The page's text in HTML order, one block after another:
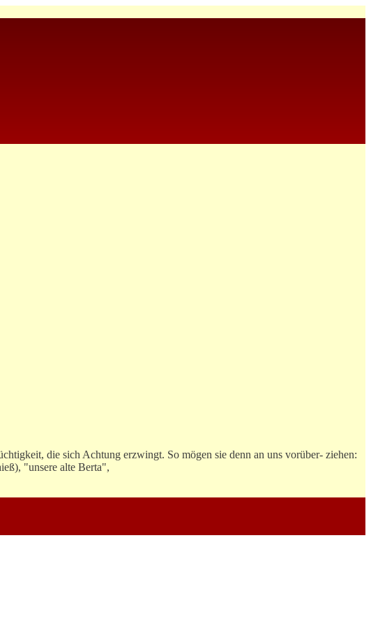
die sich Achtung erzwingt. So mögen sie denn an uns vorüber- ziehen:
"unsere alte Berta",